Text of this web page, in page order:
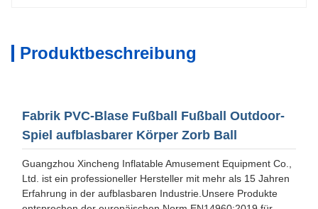
Produktbeschreibung
Fabrik PVC-Blase Fußball Fußball Outdoor-
Spiel aufblasbarer Körper Zorb Ball
Guangzhou Xincheng Inflatable Amusement Equipment Co.,
Ltd. ist ein professioneller Hersteller mit mehr als 15 Jahren
Erfahrung in der aufblasbaren Industrie.Unsere Produkte